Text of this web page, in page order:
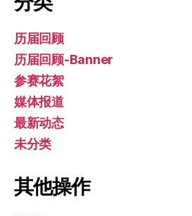
历届回顾
历届回顾-Banner
参赛花絮
媒体报道
最新动态
未分类
其他操作